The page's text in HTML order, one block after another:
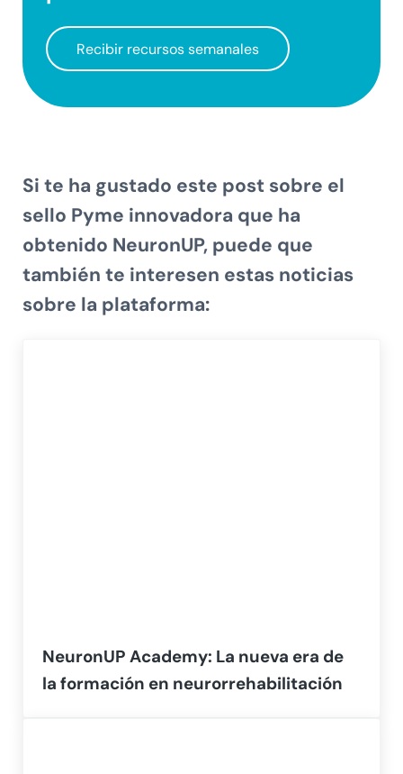
Recibir recursos semanales
Si te ha gustado este post sobre el
sello Pyme innovadora que ha
obtenido NeuronUP, puede que
también te interesen estas noticias
sobre la plataforma:
NeuronUP Academy: La nueva era de
la formación en neurorrehabilitación